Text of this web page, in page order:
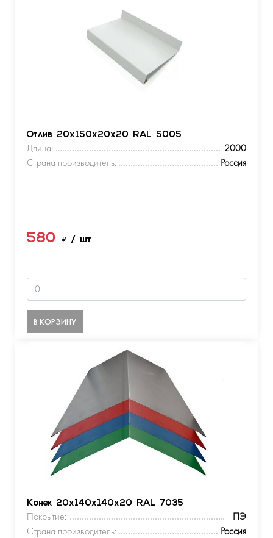
Отлив 20х150х20х20 RAL 5005
Длина:
2000
Страна производитель:
Россия
580 ₽ / шт
В КОРЗИНУ
Конек 20х140х140х20 RAL 7035
Покрытие:
ПЭ
Страна производитель:
Россия